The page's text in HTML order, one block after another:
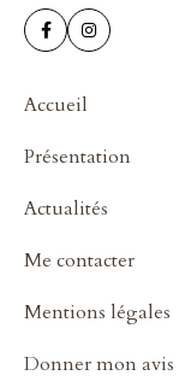
 
Accueil
Présentation
Actualités
Me contacter
Mentions légales
Donner mon avis